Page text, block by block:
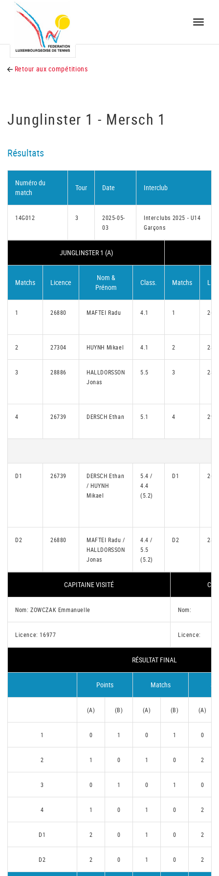
Toggle
Retour aux compétitions
Junglinster 1 - Mersch 1
Résultats
Numéro du
match
Tour Date Interclub
14G012 3
2025-05-
03
Interclubs 2025 - U14
Garçons
JUNGLINSTER 1 (A)
Matchs Licence
Nom &
Prénom
Class. Matchs
1 26880 MAFTEI Radu 4.1 1
2 27304 HUYNH Mikael 4.1 2
3 28886
HALLDORSSON
Jonas
5.5 3
4 26739 DERSCH Ethan 5.1 4
D1 26739
DERSCH Ethan
/ HUYNH
Mikael
5.4 /
4.4
(5.2)
D1
D2 26880
MAFTEI Radu /
HALLDORSSON
Jonas
4.4 /
5.5
(5.2)
D2
CAPITAINE VISITÉ
Nom: ZOWCZAK Emmanuelle Nom:
Licence: 16977 Licence:
RÉSULTAT FINAL
Points Matchs
(A) (B) (A) (B) (A)
1 0 1 0 1 0
2 1 0 1 0 2
3 0 1 0 1 0
4 1 0 1 0 2
D1 2 0 1 0 2
D2 2 0 1 0 2